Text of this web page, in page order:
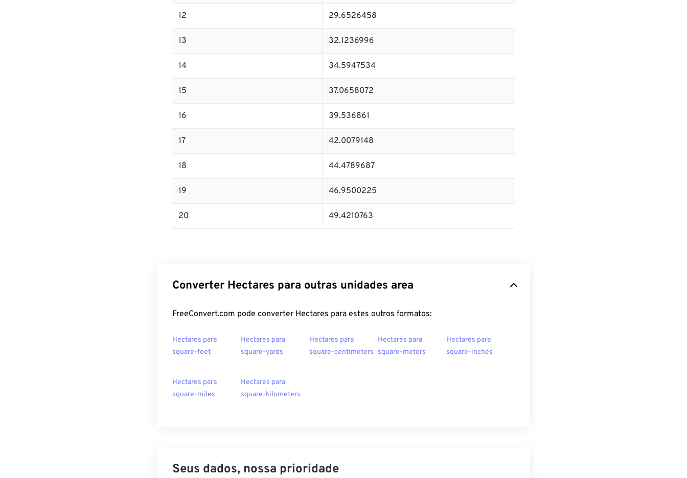
12 29.6526458
13 32.1236996
14 34.5947534
15 37.0658072
16 39.536861
17 42.0079148
18 44.4789687
19 46.9500225
20 49.4210763
Converter Hectares para outras unidades area
FreeConvert.com pode converter Hectares para estes outros formatos:
Hectares para
square-feet
Hectares para
square-yards
Hectares para
square-centimeters
Hectares para
square-meters
Hectares para
square-inches
Hectares para
square-miles
Hectares para
square-kilometers
Seus dados, nossa prioridade